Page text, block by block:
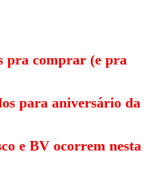
pra comprar (e pra
para aniversário da
e BV ocorrem nesta